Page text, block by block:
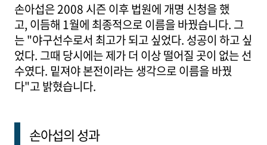
손아섭은 2008 시즌 이후 법원에 개명 신청을 했
고, 이듬해 1월에 최종적으로 이름을 바꿨습니다. 그
는 "야구선수로서 최고가 되고 싶었다. 성공이 하고 싶
었다. 그때 당시에는 제가 더 이상 떨어질 곳이 없는 선
수였다. 밑져야 본전이라는 생각으로 이름을 바꿨
다"고 밝혔습니다.
손아섭의 성과